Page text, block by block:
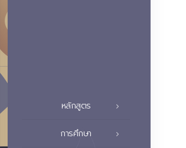
หลักสูตร
การศึกษา